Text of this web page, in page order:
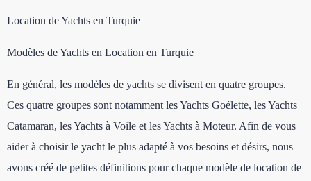
Location de Yachts en Turquie
Modèles de Yachts en Location en Turquie
En général, les modèles de yachts se divisent en quatre groupes.
Ces quatre groupes sont notamment les Yachts Goélette, les Yachts
Catamaran, les Yachts à Voile et les Yachts à Moteur. Afin de vous
aider à choisir le yacht le plus adapté à vos besoins et désirs, nous
avons créé de petites définitions pour chaque modèle de location de